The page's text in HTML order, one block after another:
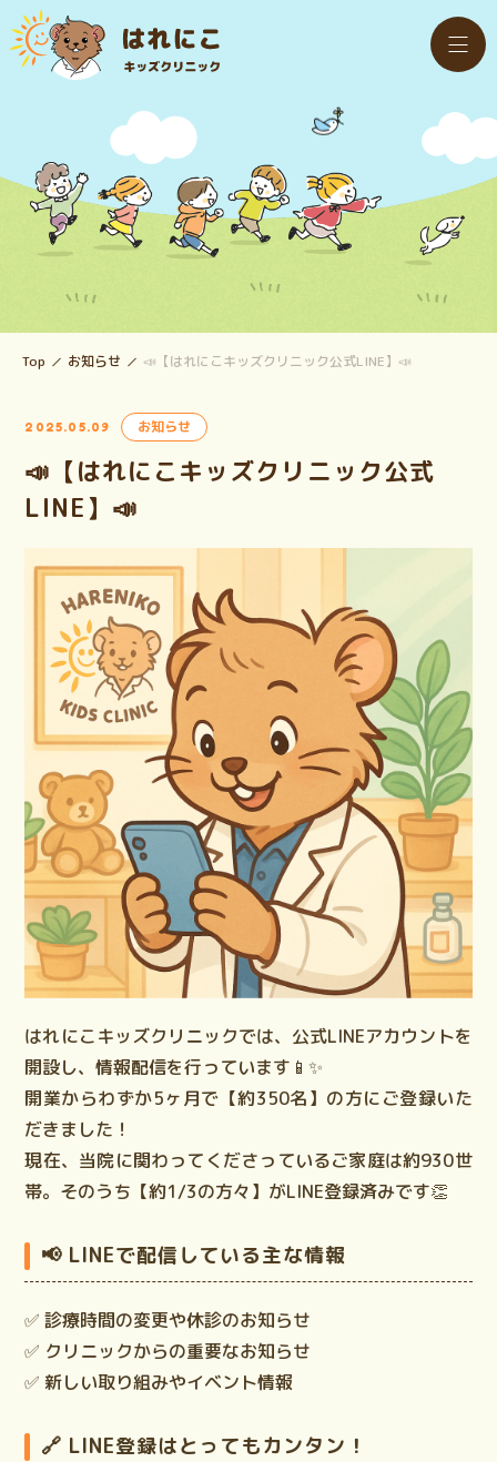
Top お知らせ 📣【はれにこキッズクリニック公式LINE】📣
2025.05.09 お知らせ
📣【はれにこキッズクリニック公式
LINE】📣
はれにこキッズクリニックでは、公式LINEアカウントを
開設し、情報配信を行っています📱✨
開業からわずか5ヶ月で【約350名】の方にご登録いた
だきました！
現在、当院に関わってくださっているご家庭は約930世
帯。そのうち【約1/3の方々】がLINE登録済みです👏
📢 LINEで配信している主な情報
✅診療時間の変更や休診のお知らせ
✅ クリニックからの重要なお知らせ
✅ 新しい取り組みやイベント情報
🔗 LINE登録はとってもカンタン！